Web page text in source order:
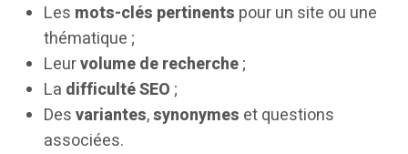
Les mots-clés pertinents pour un site ou une
thématique ;
Leurvolume de recherche;
La difficulté SEO;
Desvariantes,synonymes et questions
associées.